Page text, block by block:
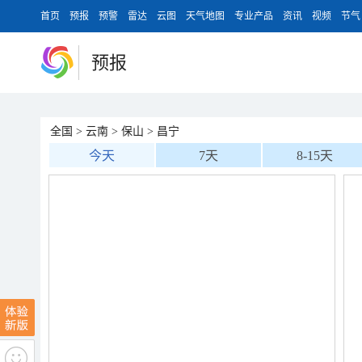
首页 预报 预警 雷达 云图 天气地图 专业产品 资讯 视频 节气
预报
全国 > 云南 > 保山 > 昌宁
今天 7天 8-15天